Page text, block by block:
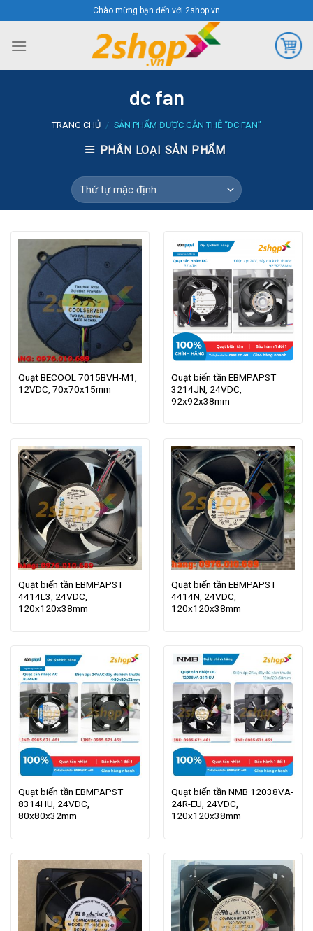
to
content
Chào mừng bạn đến với 2shop.vn
dc fan
TRANG CHỦ / SẢN PHẨM ĐƯỢC GẮN THẺ “DC FAN”
PHÂN LOẠI SẢN PHẨM
Quạt BECOOL 7015BVH-M1,
12VDC, 70x70x15mm
Quạt biến tần EBMPAPST
3214JN, 24VDC,
92x92x38mm
Quạt biến tần EBMPAPST
4414L3, 24VDC,
120x120x38mm
Quạt biến tần EBMPAPST
4414N, 24VDC,
120x120x38mm
Quạt biến tần EBMPAPST
8314HU, 24VDC,
80x80x32mm
Quạt biến tần NMB 12038VA-
24R-EU, 24VDC,
120x120x38mm